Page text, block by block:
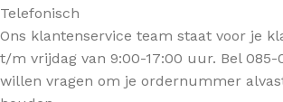
Telefonisch
Ons klantenservice team staat voor je
t/m vrijdag van 9:00-17:00 uur. Bel 085-
willen vragen om je ordernummer